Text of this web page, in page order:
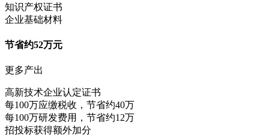
知识产权证书
企业基础材料
节省约52万元
更多产出
高新技术企业认定证书
每100万应缴税收，节省约40万
每100万研发费用，节省约12万
招投标获得额外加分